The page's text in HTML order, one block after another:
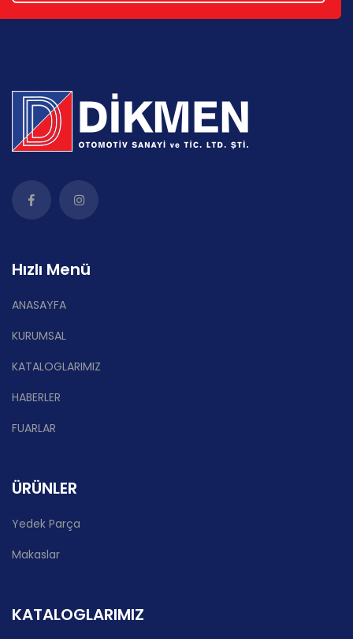
Hızlı Menü
ANASAYFA
KURUMSAL
KATALOGLARIMIZ
HABERLER
FUARLAR
ÜRÜNLER
Yedek Parça
Makaslar
KATALOGLARIMIZ